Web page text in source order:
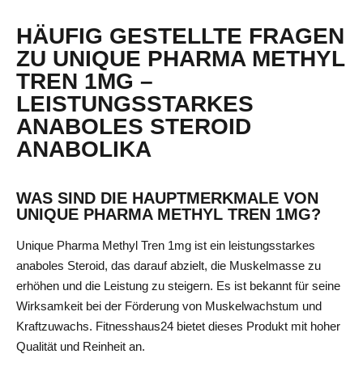
HÄUFIG GESTELLTE FRAGEN
ZU UNIQUE PHARMA METHYL
TREN 1MG –
LEISTUNGSSTARKES
ANABOLES STEROID
ANABOLIKA
WAS SIND DIE HAUPTMERKMALE VON
UNIQUE PHARMA METHYL TREN 1MG?
Unique Pharma Methyl Tren 1mg ist ein leistungsstarkes
anaboles Steroid, das darauf abzielt, die Muskelmasse zu
erhöhen und die Leistung zu steigern. Es ist bekannt für seine
Wirksamkeit bei der Förderung von Muskelwachstum und
Kraftzuwachs. Fitnesshaus24 bietet dieses Produkt mit hoher
Qualität und Reinheit an.